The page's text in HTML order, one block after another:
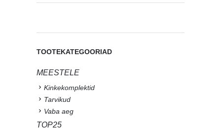
TOOTEKATEGOORIAD
MEESTELE
Kinkekomplektid
Tarvikud
Vaba aeg
TOP25